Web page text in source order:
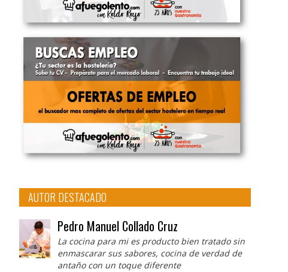
AUTOR DESTACADO
Pedro Manuel Collado Cruz
La cocina para mi es producto bien tratado sin
enmascarar sus sabores, cocina de verdad de
antaño con un toque diferente